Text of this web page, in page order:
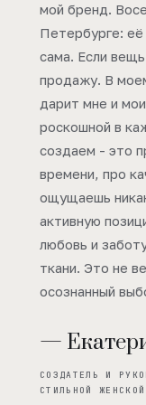
мой бренд.
Петербурге: её
сама. Если
продажу. В
дарит мне и
роскошной в
создаем - это
времени, про
ощущаешь
активную
любовь и
ткани. Это не
осознанный
—
СОЗДАТЕЛЬ И
СТИЛЬНОЙ ЖЕНСКОЙ